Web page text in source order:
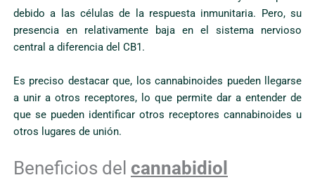
debido a las células de la respuesta inmunitaria. Pero, su
presencia en relativamente baja en el sistema nervioso
central a diferencia del CB1.
Es preciso destacar que, los cannabinoides pueden llegarse
a unir a otros receptores, lo que permite dar a entender de
que se pueden identificar otros receptores cannabinoides u
otros lugares de unión.
Beneficios del cannabidiol